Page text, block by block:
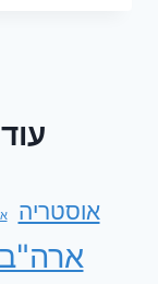
אוסטריה
ארה"ב